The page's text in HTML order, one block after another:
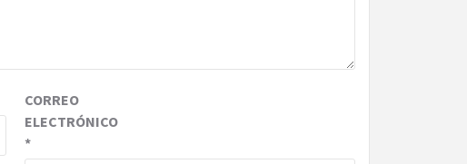
CORREO
ELECTRÓNICO
*